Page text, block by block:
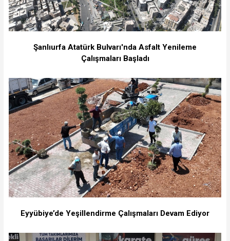
Şanlıurfa Atatürk Bulvarı'nda Asfalt Yenileme
Çalışmaları Başladı
Eyyübiye’de Yeşillendirme Çalışmaları Devam Ediyor